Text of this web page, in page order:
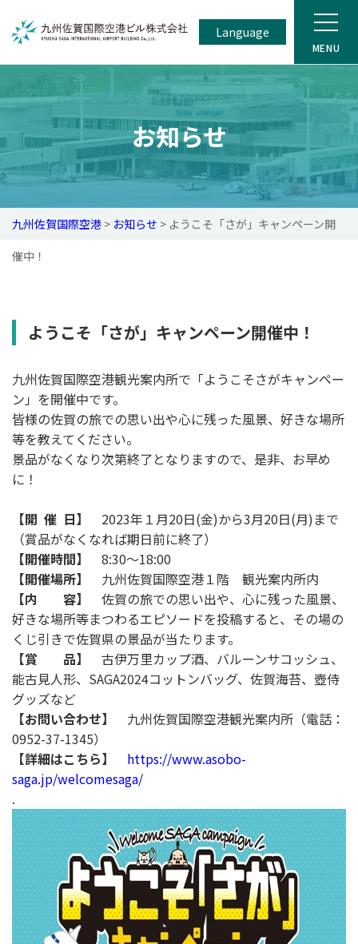
Language
お知らせ
九州佐賀国際空港 > お知らせ > ようこそ「さが」キャンペーン開
催中！
ようこそ「さが」キャンペーン開催中！
九州佐賀国際空港観光案内所で「ようこそさがキャンペー
ン」を開催中です。
皆様の佐賀の旅での思い出や心に残った風景、好きな場所
等を教えてください。
景品がなくなり次第終了となりますので、是非、お早め
に！
【開 催 日】 2023年１月20日(金)から3月20日(月)まで
（賞品がなくなれば期日前に終了）
【開催時間】 8:30～18:00
【開催場所】 九州佐賀国際空港１階 観光案内所内
【内 容】 佐賀の旅での思い出や、心に残った風景、
好きな場所等まつわるエピソードを投稿すると、その場の
くじ引きで佐賀県の景品が当たります。
【賞 品】 古伊万里カップ酒、バルーンサコッシュ、
能古見人形、SAGA2024コットンバッグ、佐賀海苔、壺侍
グッズなど
【お問い合わせ】 九州佐賀国際空港観光案内所（電話：
0952-37-1345）
【詳細はこちら】
https://www.asobo-
saga.jp/welcomesaga/
.